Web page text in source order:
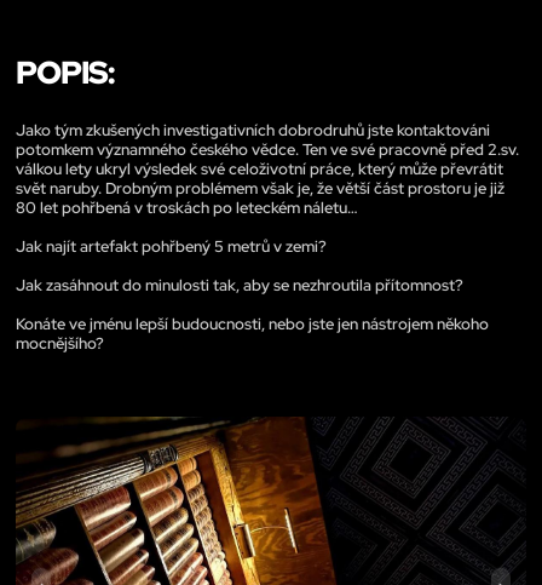
POPIS:
Jako tým zkušených investigativních dobrodruhů jste kontaktováni
potomkem významného českého vědce. Ten ve své pracovně před 2.sv.
válkou lety ukryl výsledek své celoživotní práce, který může převrátit
svět naruby. Drobným problémem však je, že větší část prostoru je již
80 let pohřbená v troskách po leteckém náletu…
Jak najít artefakt pohřbený 5 metrů v zemi?
Jak zasáhnout do minulosti tak, aby se nezhroutila přítomnost?
Konáte ve jménu lepší budoucnosti, nebo jste jen nástrojem někoho
mocnějšího?